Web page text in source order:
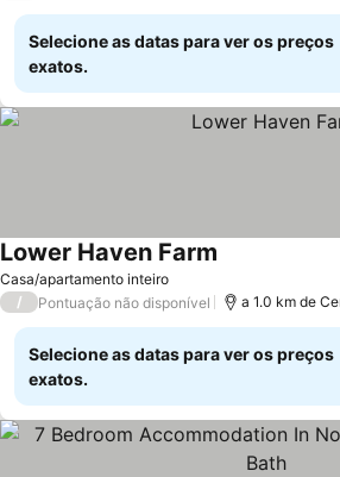
Selecione as datas para ver os preços
exatos.
Casa/apartamento inteiro
Lower Haven Farm
/ Pontuação não disponível a 1.0 km de
Selecione as datas para ver os preços
exatos.